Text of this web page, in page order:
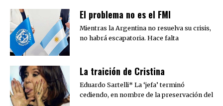
El problema no es el FMI
Mientras la Argentina no resuelva su crisis,
no habrá escapatoria. Hace falta
La traición de Cristina
Eduardo Sartelli* La ‘jefa’ terminó
cediendo, en nombre de la preservación del